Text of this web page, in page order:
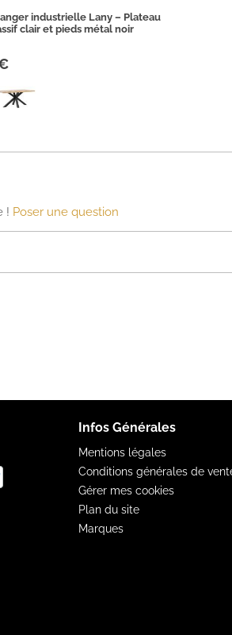
industrielle Lany – Plateau
clair et pieds métal noir
! Poser une question
Infos Générales
Mentions légales
Conditions générales de
Gérer mes cookies
Plan du site
Marques